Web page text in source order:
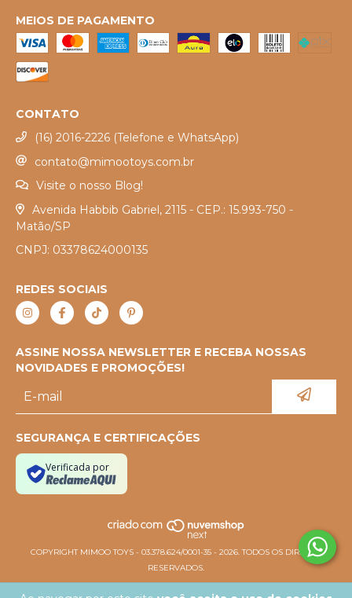
MEIOS DE PAGAMENTO
CONTATO
(16) 2016-2226 (Telefone e WhatsApp)
contato@mimootoys.com.br
Visite o nosso Blog!
Avenida Habbib Gabriel, 2115 - CEP.: 15.993-750 -
Matão/SP
CNPJ: 03378624000135
REDES SOCIAIS
ASSINE NOSSA NEWSLETTER E RECEBA NOSSAS
NOVIDADES E PROMOÇÕES!
SEGURANÇA E CERTIFICAÇÕES
Verificada por
COPYRIGHT MIMOO TOYS - 03.378.624/0001-35 - 2026. TODOS OS DIREITOS
RESERVADOS.